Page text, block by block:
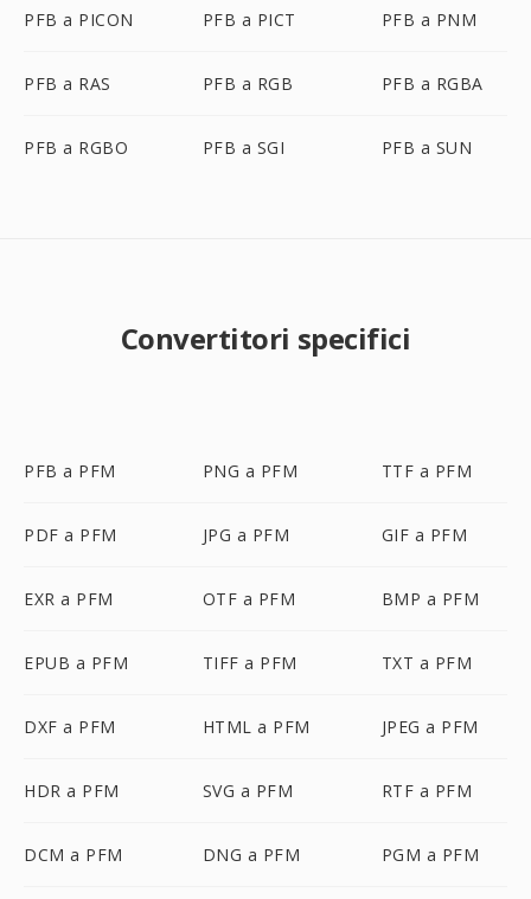
PFB a PICON PFB a PICT PFB a PNM
PFB a RAS PFB a RGB PFB a RGBA
PFB a RGBO PFB a SGI PFB a SUN
Convertitori specifici
PFB a PFM PNG a PFM TTF a PFM
PDF a PFM JPG a PFM GIF a PFM
EXR a PFM OTF a PFM BMP a PFM
EPUB a PFM TIFF a PFM TXT a PFM
DXF a PFM HTML a PFM JPEG a PFM
HDR a PFM SVG a PFM RTF a PFM
DCM a PFM DNG a PFM PGM a PFM